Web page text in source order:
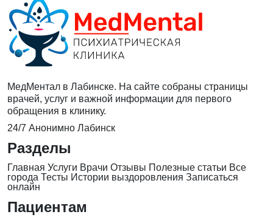
МедМентал в Лабинске. На сайте собраны страницы
врачей, услуг и важной информации для первого
обращения в клинику.
24/7 Анонимно Лабинск
Разделы
Главная Услуги Врачи Отзывы Полезные статьи Все
города Тесты Истории выздоровления Записаться
онлайн
Пациентам